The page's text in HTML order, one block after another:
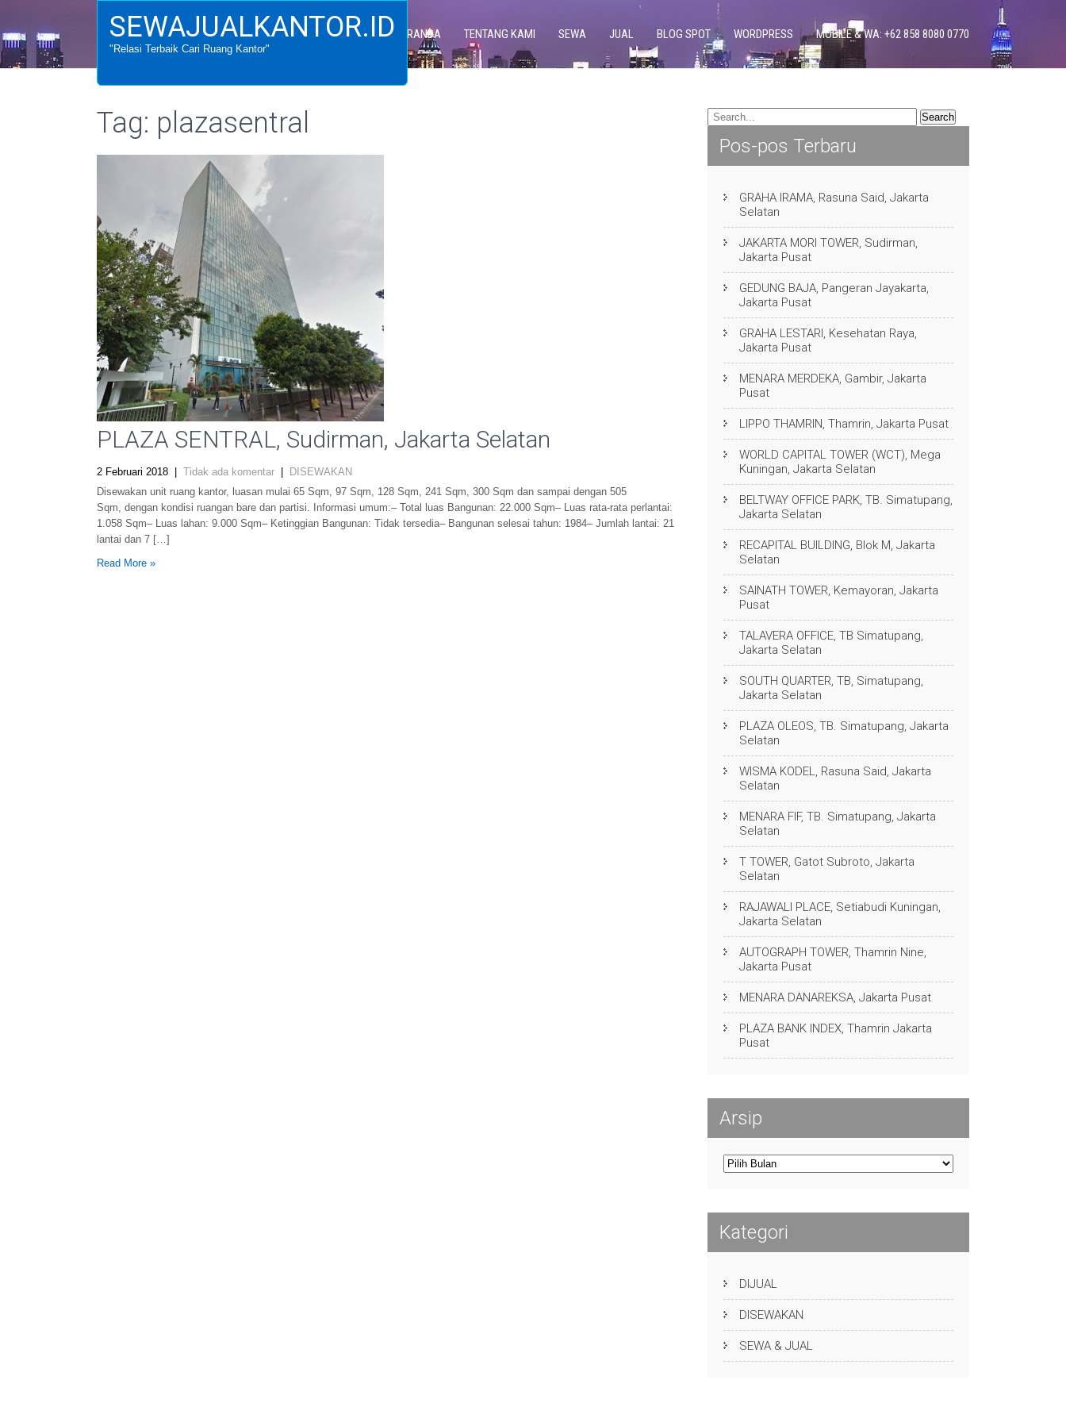
SEWAJUALKANTOR.ID
"Relasi Terbaik Cari Ruang Kantor"
BERANDA TENTANG KAMI SEWA JUAL BLOG SPOT WORDPRESS MOBILE & WA: +62 858 8080 0770
Tag: plazasentral
PLAZA SENTRAL, Sudirman, Jakarta Selatan
2 Februari 2018 Tidak ada komentar
DISEWAKAN
Disewakan unit ruang kantor, luasan mulai 65 Sqm, 97 Sqm, 128 Sqm, 241 Sqm, 300 Sqm dan sampai dengan 505
Sqm, dengan kondisi ruangan bare dan partisi. Informasi umum:– Total luas Bangunan: 22.000 Sqm– Luas rata-rata perlantai:
1.058 Sqm– Luas lahan: 9.000 Sqm– Ketinggian Bangunan: Tidak tersedia– Bangunan selesai tahun: 1984– Jumlah lantai: 21
lantai dan 7 […]
Read More »
Pos-pos Terbaru
GRAHA IRAMA, Rasuna Said, Jakarta
Selatan
JAKARTA MORI TOWER, Sudirman,
Jakarta Pusat
GEDUNG BAJA, Pangeran Jayakarta,
Jakarta Pusat
GRAHA LESTARI, Kesehatan Raya,
Jakarta Pusat
MENARA MERDEKA, Gambir, Jakarta
Pusat
LIPPO THAMRIN, Thamrin, Jakarta Pusat
WORLD CAPITAL TOWER (WCT), Mega
Kuningan, Jakarta Selatan
BELTWAY OFFICE PARK, TB. Simatupang,
Jakarta Selatan
RECAPITAL BUILDING, Blok M, Jakarta
Selatan
SAINATH TOWER, Kemayoran, Jakarta
Pusat
TALAVERA OFFICE, TB Simatupang,
Jakarta Selatan
SOUTH QUARTER, TB, Simatupang,
Jakarta Selatan
PLAZA OLEOS, TB. Simatupang, Jakarta
Selatan
WISMA KODEL, Rasuna Said, Jakarta
Selatan
MENARA FIF, TB. Simatupang, Jakarta
Selatan
T TOWER, Gatot Subroto, Jakarta
Selatan
RAJAWALI PLACE, Setiabudi Kuningan,
Jakarta Selatan
AUTOGRAPH TOWER, Thamrin Nine,
Jakarta Pusat
MENARA DANAREKSA, Jakarta Pusat
PLAZA BANK INDEX, Thamrin Jakarta
Pusat
Arsip
Arsip
Kategori
DIJUAL
DISEWAKAN
SEWA & JUAL